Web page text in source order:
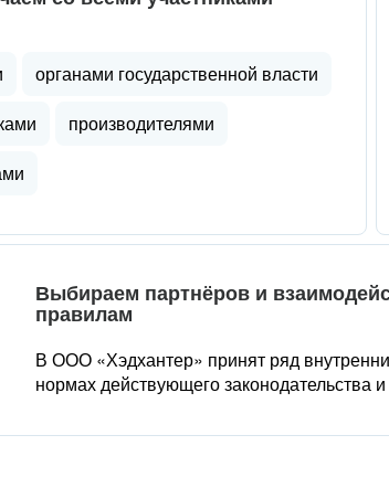
органами государственной власти
производителями
Выбираем партнёров и
правилам
В ООО «Хэдхантер» принят ряд
нормах действующего законодательства